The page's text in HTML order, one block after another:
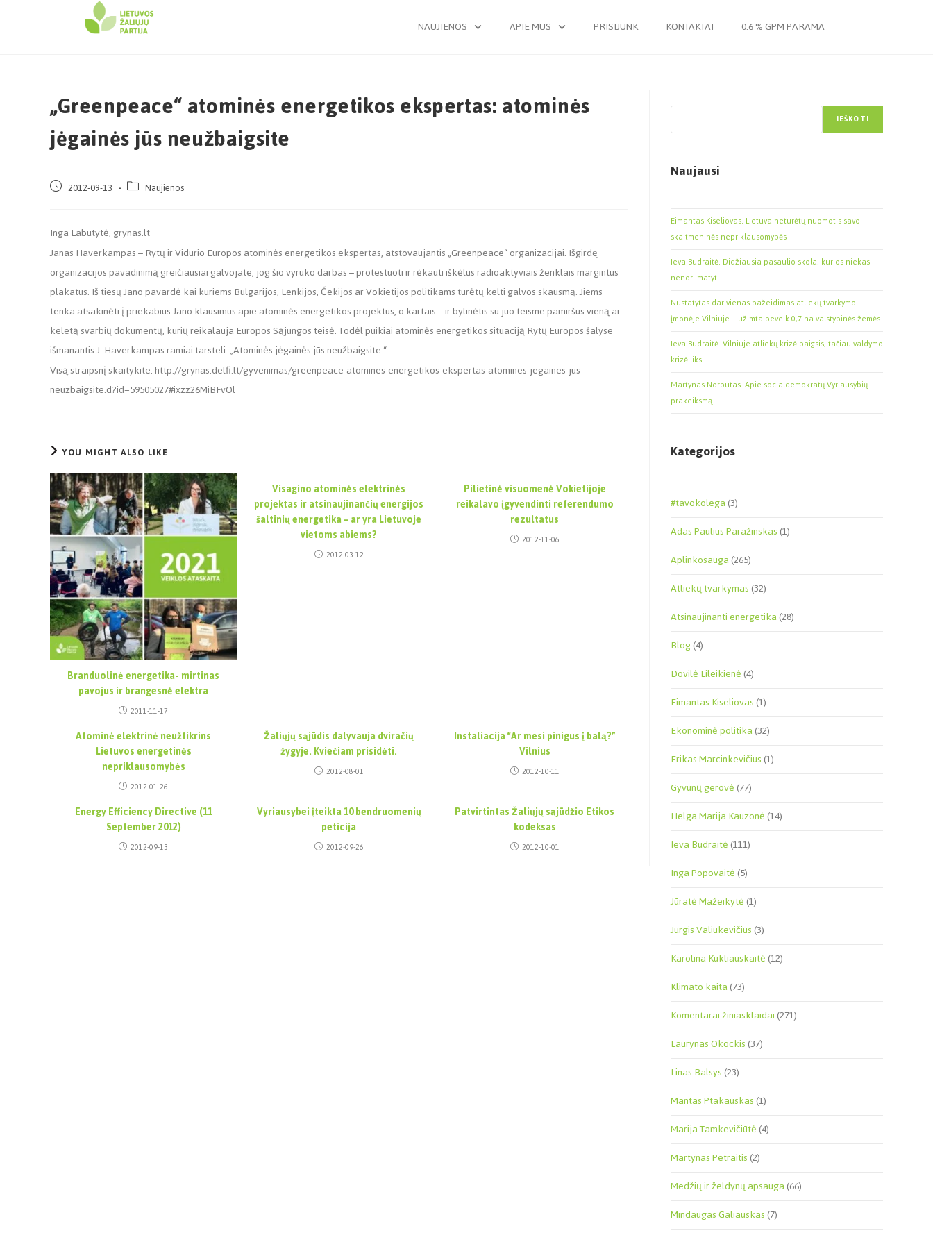
NAUJIENOS APIE MUS PRISIJUNK KONTAKTAI 0.6 % GPM PARAMA
„Greenpeace“ atominės energetikos ekspertas: atominės
jėgainės jūs neužbaigsite
2012-09-13 Naujienos
Inga Labutytė, grynas.lt
Janas Haverkampas – Rytų ir Vidurio Europos atominės energetikos ekspertas, atstovaujantis „Greenpeace“ organizacijai. Išgirdę
organizacijos pavadinimą greičiausiai galvojate, jog šio vyruko darbas – protestuoti ir rėkauti iškėlus radioaktyviais ženklais margintus
plakatus. Iš tiesų Jano pavardė kai kuriems Bulgarijos, Lenkijos, Čekijos ar Vokietijos politikams turėtų kelti galvos skausmą. Jiems
tenka atsakinėti į priekabius Jano klausimus apie atominės energetikos projektus, o kartais – ir bylinėtis su juo teisme pamiršus vieną ar
keletą svarbių dokumentų, kurių reikalauja Europos Sąjungos teisė. Todėl puikiai atominės energetikos situaciją Rytų Europos šalyse
išmanantis J. Haverkampas ramiai tarsteli: „Atominės jėgainės jūs neužbaigsite.“
Visą straipsnį skaitykite: http://grynas.delfi.lt/gyvenimas/greenpeace-atomines-energetikos-ekspertas-atomines-jegaines-jus-
neuzbaigsite.d?id=59505027#ixzz26MiBFvOl
YOU MIGHT ALSO LIKE
Branduolinė energetika- mirtinas
pavojus ir brangesnė elektra
2011-11-17
Visagino atominės elektrinės
projektas ir atsinaujinančių energijos
šaltinių energetika – ar yra Lietuvoje
vietoms abiems?
2012-03-12
Pilietinė visuomenė Vokietijoje
reikalavo įgyvendinti referendumo
rezultatus
2012-11-06
Atominė elektrinė neužtikrins
Lietuvos energetinės
nepriklausomybės
2012-01-26
Žaliųjų sąjūdis dalyvauja dviračių
žygyje. Kviečiam prisidėti.
2012-08-01
Instaliacija “Ar mesi pinigus į balą?”
Vilnius
2012-10-11
Energy Efficiency Directive (11
September 2012)
2012-09-13
Vyriausybei įteikta 10 bendruomenių
peticija
2012-09-26
Patvirtintas Žaliųjų sąjūdžio Etikos
kodeksas
2012-10-01
IEŠKOTI
Naujausi
Eimantas Kiseliovas. Lietuva neturėtų nuomotis savo
skaitmeninės nepriklausomybės
Ieva Budraitė. Didžiausia pasaulio skola, kurios niekas
nenori matyti
Nustatytas dar vienas pažeidimas atliekų tvarkymo
įmonėje Vilniuje – užimta beveik 0,7 ha valstybinės žemės
Ieva Budraitė. Vilniuje atliekų krizė baigsis, tačiau valdymo
krizė liks.
Martynas Norbutas. Apie socialdemokratų Vyriausybių
prakeiksmą
Kategorijos
#tavokolega(3)
Adas Paulius Paražinskas(1)
Aplinkosauga(265)
Atliekų tvarkymas(32)
Atsinaujinanti energetika(28)
Blog(4)
Dovilė Lileikienė(4)
Eimantas Kiseliovas(1)
Ekonominė politika(32)
Erikas Marcinkevičius(1)
Gyvūnų gerovė(77)
Helga Marija Kauzonė(14)
Ieva Budraitė(111)
Inga Popovaitė(5)
Jūratė Mažeikytė(1)
Jurgis Valiukevičius(3)
Karolina Kukliauskaitė(12)
Klimato kaita(73)
Komentarai žiniasklaidai(271)
Laurynas Okockis(37)
Linas Balsys(23)
Mantas Ptakauskas(1)
Marija Tamkevičiūtė(4)
Martynas Petraitis(2)
Medžių ir želdynų apsauga(66)
Mindaugas Galiauskas(7)